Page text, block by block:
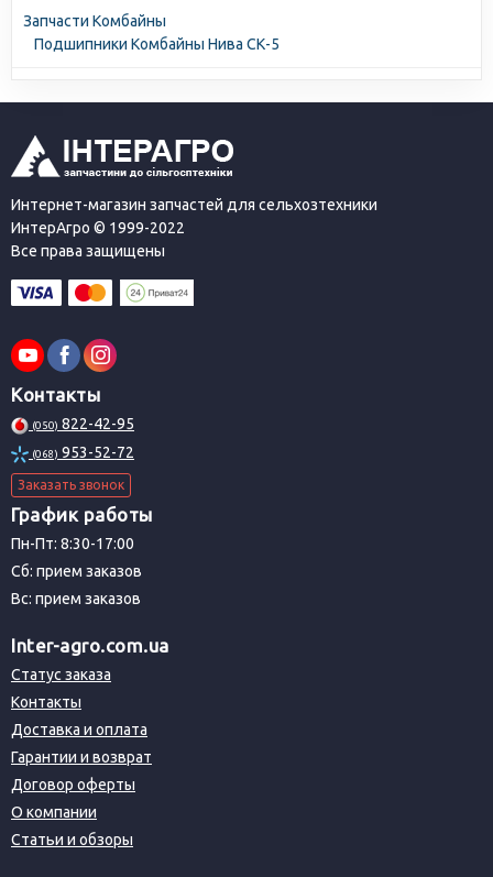
Запчасти Комбайны
Подшипники Комбайны Нива СК-5
Интернет-магазин запчастей для сельхозтехники
ИнтерАгро © 1999-2022
Все права защищены
Контакты
(050) 822-42-95
(068) 953-52-72
Заказать звонок
График работы
Пн-Пт: 8:30-17:00
Сб: прием заказов
Вс: прием заказов
Inter-agro.com.ua
Статус заказа
Контакты
Доставка и оплата
Гарантии и возврат
Договор оферты
О компании
Статьи и обзоры